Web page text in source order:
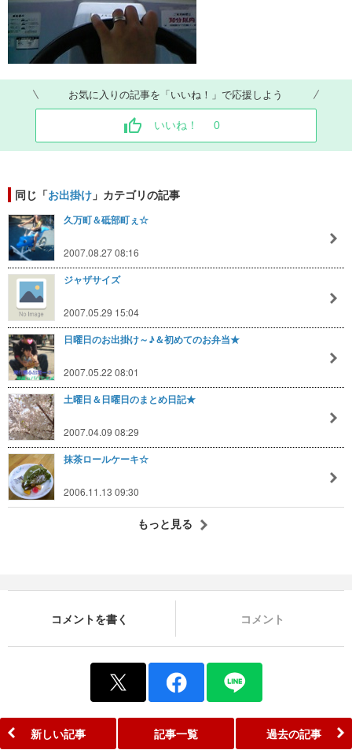
お気に入りの記事を「いいね！」で応援しよう
いいね！ 0
同じ「お出掛け 」カテゴリの記事
久万町＆砥部町ぇ☆
2007.08.27 08:16
ジャザサイズ
2007.05.29 15:04
日曜日のお出掛け～♪＆初めてのお弁当★
2007.05.22 08:01
土曜日＆日曜日のまとめ日記★
2007.04.09 08:29
抹茶ロールケーキ☆
2006.11.13 09:30
もっと見る
コメントを書く コメント
新しい記事 記事一覧 過去の記事